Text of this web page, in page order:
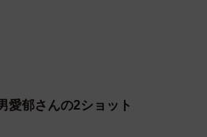
愛郁さんの2ショット